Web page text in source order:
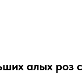
алых роз с